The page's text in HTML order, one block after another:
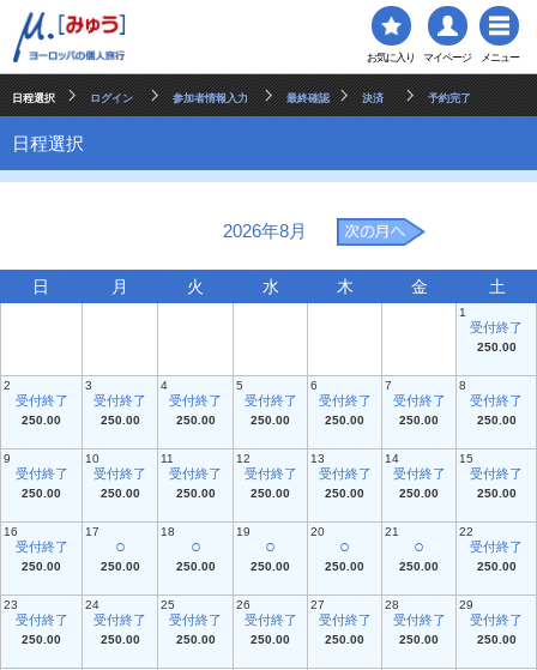
お気に入り マイページ メニュー
日程選択 ログイン 参加者情報入力 最終確認 決済 予約完了
日程選択
2026年8月
日 月 火 水 木 金 土
1
受付終了
250.00
2
受付終了
250.00
3
受付終了
250.00
4
受付終了
250.00
5
受付終了
250.00
6
受付終了
250.00
7
受付終了
250.00
8
受付終了
250.00
9
受付終了
250.00
10
受付終了
250.00
11
受付終了
250.00
12
受付終了
250.00
13
受付終了
250.00
14
受付終了
250.00
15
受付終了
250.00
16
受付終了
250.00
17
○
250.00
18
○
250.00
19
○
250.00
20
○
250.00
21
○
250.00
22
受付終了
250.00
23
受付終了
250.00
24
受付終了
250.00
25
受付終了
250.00
26
受付終了
250.00
27
受付終了
250.00
28
受付終了
250.00
29
受付終了
250.00